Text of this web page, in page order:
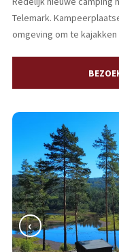
Telemark.
omgeving om te
‹